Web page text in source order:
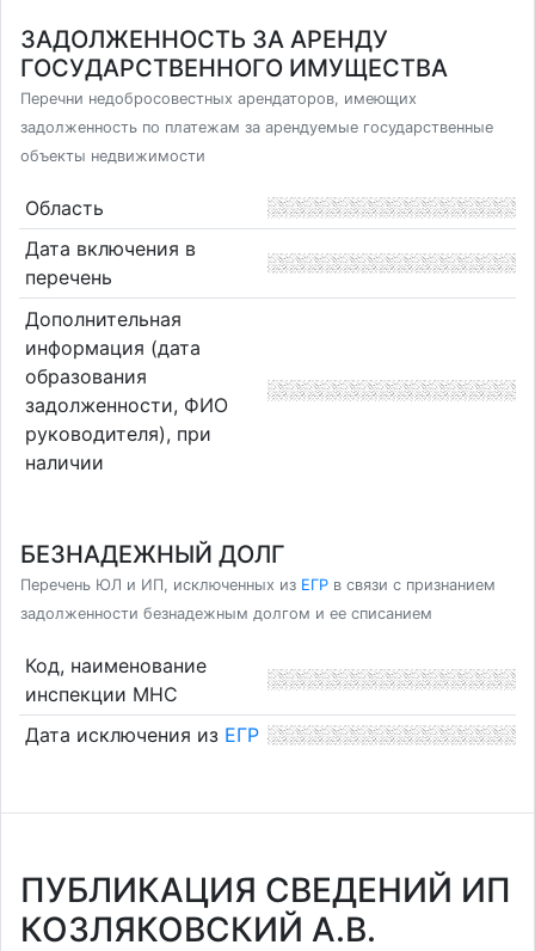
ЗАДОЛЖЕННОСТЬ ЗА АРЕНДУ
ГОСУДАРСТВЕННОГО ИМУЩЕСТВА
Перечни недобросовестных арендаторов, имеющих
задолженность по платежам за арендуемые государственные
объекты недвижимости
Область
Дата включения в
перечень
Дополнительная
информация (дата
образования
задолженности, ФИО
руководителя), при
наличии
БЕЗНАДЕЖНЫЙ ДОЛГ
Перечень ЮЛ и ИП, исключенных из ЕГР в связи с признанием
задолженности безнадежным долгом и ее списанием
Код, наименование
инспекции МНС
Дата исключения из ЕГР
ПУБЛИКАЦИЯ СВЕДЕНИЙ ИП
КОЗЛЯКОВСКИЙ А.В.